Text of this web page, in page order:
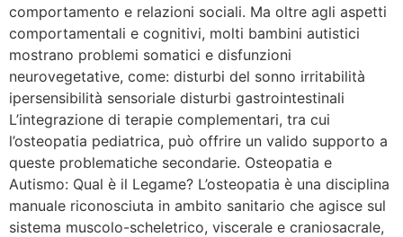
comportamento e relazioni sociali. Ma oltre agli aspetti
comportamentali e cognitivi, molti bambini autistici
mostrano problemi somatici e disfunzioni
neurovegetative, come: disturbi del sonno irritabilità
ipersensibilità sensoriale disturbi gastrointestinali
L’integrazione di terapie complementari, tra cui
l’osteopatia pediatrica, può offrire un valido supporto a
queste problematiche secondarie. Osteopatia e
Autismo: Qual è il Legame? L’osteopatia è una disciplina
manuale riconosciuta in ambito sanitario che agisce sul
sistema muscolo-scheletrico, viscerale e craniosacrale,